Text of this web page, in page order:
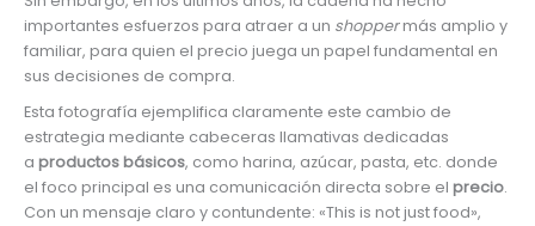
importantes esfuerzos para atraer a un shoppermás amplio y
familiar, para quien el precio juega un papel fundamental en
sus decisiones de compra.
Esta fotografía ejemplifica claramente este cambio de
estrategia mediante cabeceras llamativas dedicadas
a productos básicos, como harina, azúcar, pasta, etc. donde
el foco principal es una comunicación directa sobre el precio.
Con un mensaje claro y contundente: «This is not just food»,